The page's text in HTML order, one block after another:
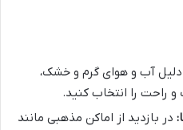
آب و هوای گرم و خشک،
راحت را انتخاب کنید.
در بازدید از اماکن مذهبی مانند